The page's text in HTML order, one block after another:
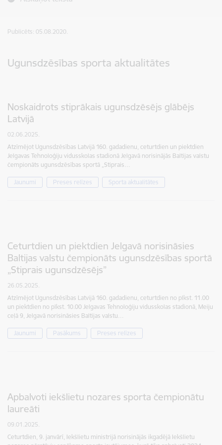
Publicēts: 05.08.2020.
Ugunsdzēsības sporta aktualitātes
Noskaidrots stiprākais ugunsdzēsējs glābējs
Latvijā
02.06.2025.
Atzīmējot Ugunsdzēsības Latvijā 160. gadadienu, ceturtdien un piektdien
Jelgavas Tehnoloģiju vidusskolas stadionā Jelgavā norisinājās Baltijas valstu
čempionāts ugunsdzēsības sportā „Stiprais…
Jaunumi Preses relīzes Sporta aktualitātes
Ceturtdien un piektdien Jelgavā norisināsies
Baltijas valstu čempionāts ugunsdzēsības sportā
„Stiprais ugunsdzēsējs”
26.05.2025.
Atzīmējot Ugunsdzēsības Latvijā 160. gadadienu, ceturtdien no plkst. 11.00
un piektdien no plkst. 10.00 Jelgavas Tehnoloģiju vidusskolas stadionā, Meiju
ceļā 9, Jelgavā norisināsies Baltijas valstu…
Jaunumi Pasākums Preses relīzes
Apbalvoti iekšlietu nozares sporta čempionātu
laureāti
09.01.2025.
Ceturtdien, 9. janvārī, Iekšlietu ministrijā norisinājās ikgadējā Iekšlietu